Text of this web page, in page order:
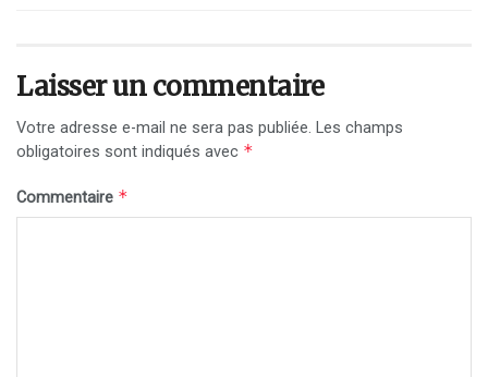
Laisser un commentaire
Votre adresse e-mail ne sera pas publiée. Les champs
obligatoires sont indiqués avec *
Commentaire *